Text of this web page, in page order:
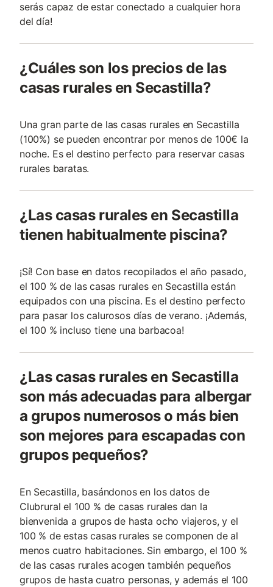
serás capaz de estar conectado a cualquier hora
del día!
¿Cuáles son los precios de las
casas rurales en Secastilla?
Una gran parte de las casas rurales en Secastilla
(100%) se pueden encontrar por menos de 100€ la
noche. Es el destino perfecto para reservar casas
rurales baratas.
¿Las casas rurales en Secastilla
tienen habitualmente piscina?
¡Sí! Con base en datos recopilados el año pasado,
el 100 % de las casas rurales en Secastilla están
equipados con una piscina. Es el destino perfecto
para pasar los calurosos días de verano. ¡Además,
el 100 % incluso tiene una barbacoa!
¿Las casas rurales en Secastilla
son más adecuadas para albergar
a grupos numerosos o más bien
son mejores para escapadas con
grupos pequeños?
En Secastilla, basándonos en los datos de
Clubrural el 100 % de casas rurales dan la
bienvenida a grupos de hasta ocho viajeros, y el
100 % de estas casas rurales se componen de al
menos cuatro habitaciones. Sin embargo, el 100 %
de las casas rurales acogen también pequeños
grupos de hasta cuatro personas, y además el 100